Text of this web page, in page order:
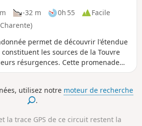
-32 m 0h 55
Facile
permet de découvrir l'étendue
les sources de la Touvre
résurgences. Cette promenade
de rejoindre le lavoir de la Lèche
utilisez notre moteur de recherche
.
la trace GPS de ce circuit restent la